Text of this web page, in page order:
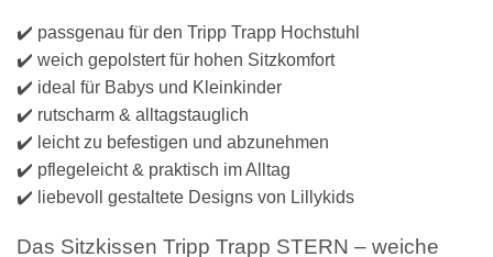
✔️ passgenau für den Tripp Trapp Hochstuhl
✔️ weich gepolstert für hohen Sitzkomfort
✔️ ideal für Babys und Kleinkinder
✔️ rutscharm & alltagstauglich
✔️ leicht zu befestigen und abzunehmen
✔️ pflegeleicht & praktisch im Alltag
✔️ liebevoll gestaltete Designs von Lillykids
Das Sitzkissen Tripp Trapp STERN – weiche